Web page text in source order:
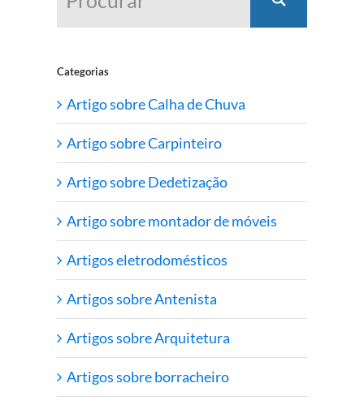
Categorias
Artigo sobre Calha de Chuva
Artigo sobre Carpinteiro
Artigo sobre Dedetização
Artigo sobre montador de móveis
Artigos eletrodomésticos
Artigos sobre Antenista
Artigos sobre Arquitetura
Artigos sobre borracheiro